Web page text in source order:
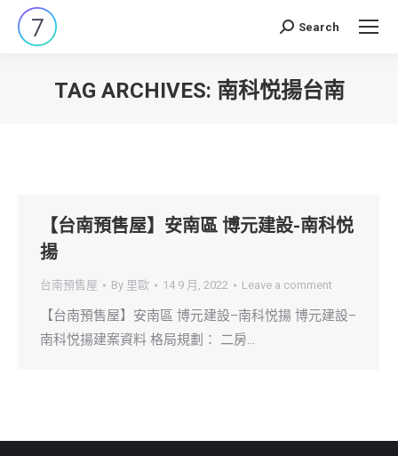
Search:
Search
TAG ARCHIVES: 南科悦揚台南
【台南預售屋】安南區 博元建設-南科悦
揚
台南預售屋 By 里歐 14 9 月, 2022 Leave a comment
【台南預售屋】安南區 博元建設–南科悦揚 博元建設–
南科悦揚建案資料 格局規劃： 二房…